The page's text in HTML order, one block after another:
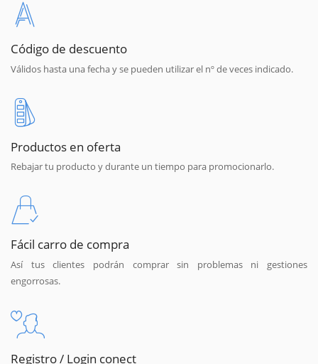
Código de descuento
Válidos hasta una fecha y se pueden utilizar el nº de veces indicado.
Productos en oferta
Rebajar tu producto y durante un tiempo para promocionarlo.
Fácil carro de compra
Así tus clientes podrán comprar sin problemas ni gestiones
engorrosas.
Registro / Login conect